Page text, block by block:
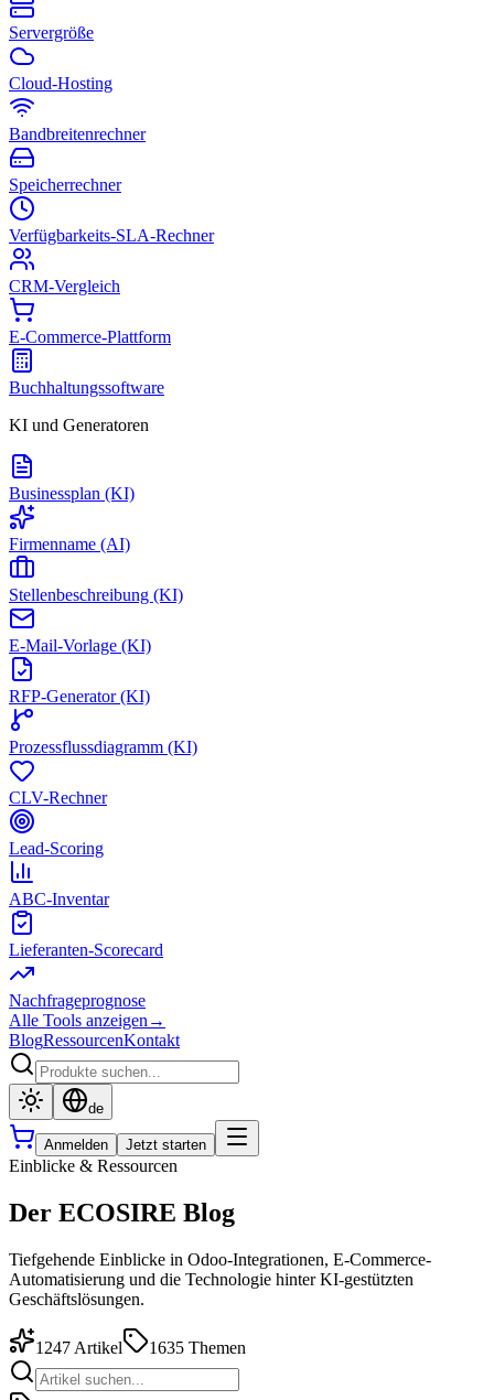
Servergröße
Cloud-Hosting
Bandbreitenrechner
Speicherrechner
Verfügbarkeits-SLA-Rechner
CRM-Vergleich
E-Commerce-Plattform
Buchhaltungssoftware
KI und Generatoren
Businessplan (KI)
Firmenname (AI)
Stellenbeschreibung (KI)
E-Mail-Vorlage (KI)
RFP-Generator (KI)
Prozessflussdiagramm (KI)
CLV-Rechner
Lead-Scoring
ABC-Inventar
Lieferanten-Scorecard
Nachfrageprognose
Alle Tools anzeigen →
BlogRessourcenKontakt
de
Anmelden Jetzt starten
Einblicke & Ressourcen
Der ECOSIRE Blog
Tiefgehende Einblicke in Odoo-Integrationen, E-Commerce-
Automatisierung und die Technologie hinter KI-gestützten
Geschäftslösungen.
1247 Artikel 1635 Themen